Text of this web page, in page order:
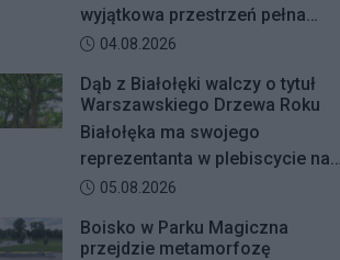
wyjątkowa przestrzeń pełna
zieleni – Galeria Północna wraz z
zapraszają mieszkańców na
bezpłatne zajęcia jogi.
Data dodania artykułu:
04.08.2026
Dąb z Białołęki walczy o tytuł
Warszawskiego Drzewa Roku
Białołęka ma swojego
reprezentanta w plebiscycie na
Warszawskie Drzewo Roku. Do
zakwalifikował się okazały dąb
Data dodania artykułu:
05.08.2026
Boisko w Parku Magiczna
przejdzie metamorfozę